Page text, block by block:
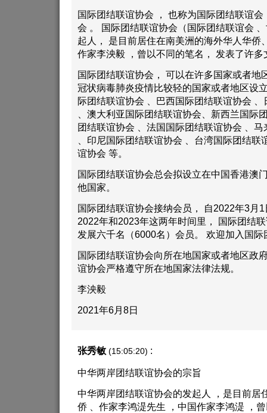
国际团结联谊协会 ， 也称为国际团结联谊
会 。 国际团结联谊协会（国际团结联谊会
起人， 是目前居住在南美洲的海外华人华侨
作家李泱毅 ，曾以不同的笔名， 发表了许多
国际团结联谊协会， 可以在许多国家或者地
冠状病毒肺炎疫情比较轻的国家或者地区设
际团结联谊协会 、巴西国际团结联谊协会
、澳大利亚国际团结联谊协会、新西兰国际
团结联谊协会 、法国国际团结联谊协会 、
、印尼国际团结联谊协会 、台湾国际团结
谊协会 等。
国际团结联谊协会总会拟设立在中国香港澳
他国家。
国际团结联谊协会接纳会员， 自2022年3月
2022年和2023年这两年时间里， 国际团结
发展六千名（6000名）会员。 欢迎加入国际
国际团结联谊协会向所在地国家或者地区政
谊协会严格遵守所在地国家法律法规。
李泱毅
2021年6月8日
张秀敏 (15:05:20) :
中华两岸团结联谊协会的宗旨
中华两岸团结联谊协会的发起人 ，是目前居
侨 、作家李鸿湜先生 ，中国作家李鸿湜 ，